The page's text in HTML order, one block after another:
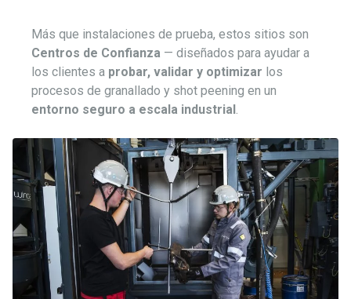
Más que instalaciones de prueba, estos sitios son
Centros de Confianza — diseñados para ayudar a
los clientes a probar, validar y optimizar los
procesos de granallado y shot peening en un
entorno seguro a escala industrial.